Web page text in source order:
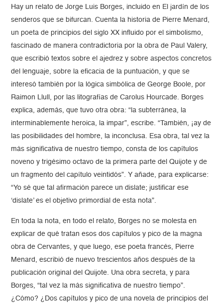
Hay un relato de Jorge Luis Borges, incluido en El jardín de los
senderos que se bifurcan. Cuenta la historia de Pierre Menard,
un poeta de principios del siglo XX influido por el simbolismo,
fascinado de manera contradictoria por la obra de Paul Valery,
que escribió textos sobre el ajedrez y sobre aspectos concretos
del lenguaje, sobre la eficacia de la puntuación, y que se
interesó también por la lógica simbólica de George Boole, por
Raimon Llull, por las litografías de Carolus Hourcade. Borges
explica, además, que tuvo otra obra: “la subterránea, la
interminablemente heroica, la impar”, escribe. “También, ¡ay de
las posibilidades del hombre, la inconclusa. Esa obra, tal vez la
más significativa de nuestro tiempo, consta de los capítulos
noveno y trigésimo octavo de la primera parte del Quijote y de
un fragmento del capítulo veintidós”. Y añade, para explicarse:
“Yo sé que tal afirmación parece un dislate; justificar ese
‘dislate’ es el objetivo primordial de esta nota”.
En toda la nota, en todo el relato, Borges no se molesta en
explicar de qué tratan esos dos capítulos y pico de la magna
obra de Cervantes, y que luego, ese poeta francés, Pierre
Menard, escribió de nuevo trescientos años después de la
publicación original del Quijote. Una obra secreta, y para
Borges, “tal vez la más significativa de nuestro tiempo”.
¿Cómo? ¿Dos capítulos y pico de una novela de principios del